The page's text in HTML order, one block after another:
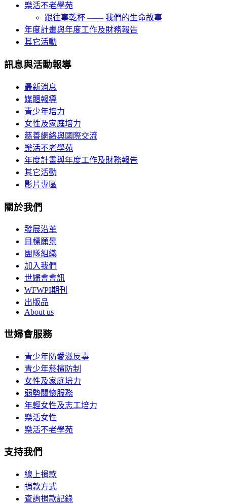
樂活不老學苑
跟往事乾杯 —— 我們的生命故事
年度計畫與年度工作及財務報告
其它活動
訊息與活動報導
最新消息
媒體報導
青少年培力
女性及家庭培力
慈善網絡與國際交流
樂活不老學苑
年度計畫與年度工作及財務報告
其它活動
影片專區
關於我們
發展沿革
目標願景
團隊組織
加入我們
世婦會會訊
WFWPI期刊
出版品
About us
世婦會服務
青少年防愛滋反毒
青少年菸檳防制
女性及家庭培力
弱勢關懷服務
年輕女性及志工培力
樂活女性
樂活不老學苑
支持我們
線上捐款
捐款方式
查詢捐款記錄